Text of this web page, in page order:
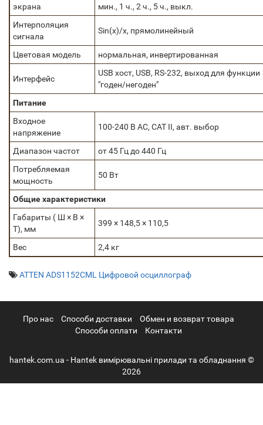
экрана
мин., 1 ч., 2 ч., 5 ч., выкл.
Интерполяция
сигнала
Sin(x)/x, прямолинейный
Цветовая модель нормальная, инвертированная
Интерфейс
USB хост, USB, RS-232, выход для функции
"годен/негоден"
Питание
Входное
напряжение
100-240 В AC, CAT II, авт. выбор
Диапазон частот
от 45 Гц до 440 Гц
Потребляемая
мощность
50 Вт
Общие характеристики
Габариты ( Ш × В ×
Т), мм
399 × 148,5 × 110,5
Вес 2,4 кг
ATTEN ADS1152CML Цифровой осциллограф
Про нас Cпособи доставки
Обмен и возврат товара
Способи оплати
Контакти
hantek.com.ua - Hantek вимірювальні прилади та обладнання ©
2026